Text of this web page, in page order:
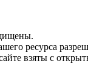
ресурса
взяты с